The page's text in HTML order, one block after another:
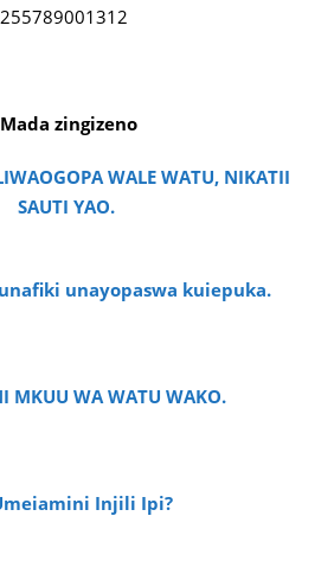
Mada zingizeno
WALE WATU, NIKATII
SAUTI YAO.
unayopaswa kuiepuka.
MKUU WA WATU WAKO.
Injili Ipi?